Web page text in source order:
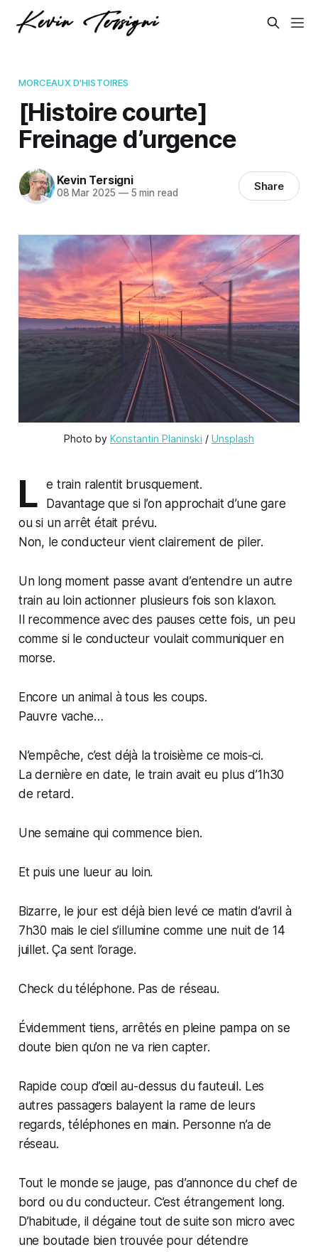
MORCEAUX D'HISTOIRES
[Histoire courte]
Freinage d’urgence
Kevin Tersigni
08 Mar 2025 —5 min read Share
Photo by Konstantin Planinski / Unsplash
L
e train ralentit brusquement.
Davantage que si l’on approchait d’une gare
ou si un arrêt était prévu.
Non, le conducteur vient clairement de piler.
Un long moment passe avant d’entendre un autre
train au loin actionner plusieurs fois son klaxon.
Il recommence avec des pauses cette fois, un peu
comme si le conducteur voulait communiquer en
morse.
Encore un animal à tous les coups.
Pauvre vache…
N’empêche, c’est déjà la troisième ce mois-ci.
La dernière en date, le train avait eu plus d’1h30
de retard.
Une semaine qui commence bien.
Et puis une lueur au loin.
Bizarre, le jour est déjà bien levé ce matin d’avril à
7h30 mais le ciel s’illumine comme une nuit de 14
juillet. Ça sent l’orage.
Check du téléphone. Pas de réseau.
Évidemment tiens, arrêtés en pleine pampa on se
doute bien qu’on ne va rien capter.
Rapide coup d’œil au-dessus du fauteuil. Les
autres passagers balayent la rame de leurs
regards, téléphones en main. Personne n’a de
réseau.
Tout le monde se jauge, pas d’annonce du chef de
bord ou du conducteur. C’est étrangement long.
D’habitude, il dégaine tout de suite son micro avec
une boutade bien trouvée pour détendre